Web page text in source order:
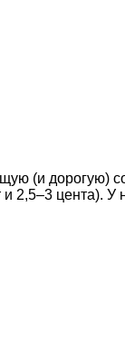
(и дорогую)
2,5–3 цента). У